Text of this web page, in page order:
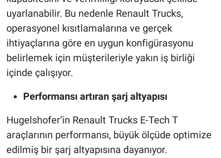
uyarlanabilir. Bu nedenle Renault Trucks,
operasyonel kısıtlamalarına ve gerçek
ihtiyaçlarına göre en uygun konfigürasyonu
belirlemek için müşterileriyle yakın iş birliği
içinde çalışıyor.
Performansı artıran şarj altyapısı
Hugelshofer’in Renault Trucks E-Tech T
araçlarının performansı, büyük ölçüde optimize
edilmiş bir şarj altyapısına dayanıyor.